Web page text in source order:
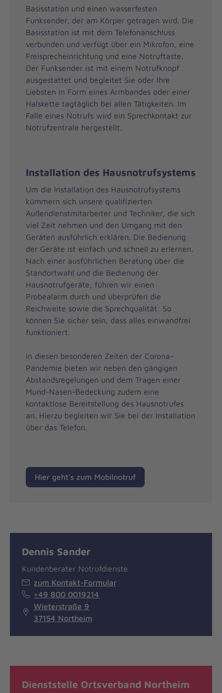
Basisstation und einen wasserfesten
Funksender, der am Körper getragen wird. Die
Basisstation ist mit dem Telefonanschluss
verbunden und verfügt über ein Mikrofon, eine
Freisprecheinrichtung und eine Notruftaste.
Der Funksender ist mit einem Notrufknopf
ausgestattet und begleitet Sie oder Ihre
Liebsten in Form eines Armbandes oder einer
Halskette tagtäglich bei allen Tätigkeiten. Im
Falle eines Notrufs wird ein Sprechkontakt zur
Notrufzentrale hergestellt.
Installation des Hausnotrufsystems
Um die Installation des Hausnotrufsystems
kümmern sich unsere qualifizierten
Außendienstmitarbeiter und Techniker, die sich
viel Zeit nehmen und den Umgang mit den
Geräten ausführlich erklären. Die Bedienung
der Geräte ist einfach und schnell zu erlernen.
Nach einer ausführlichen Beratung über die
Standortwahl und die Bedienung der
Hausnotrufgeräte, führen wir einen
Probealarm durch und überprüfen die
Reichweite sowie die Sprechqualität: So
können Sie sicher sein, dass alles einwandfrei
funktioniert.
In diesen besonderen Zeiten der Corona-
Pandemie bieten wir neben den gängigen
Abstandsregelungen und dem Tragen einer
Mund-Nasen-Bedeckung zudem eine
kontaktlose Bereitstellung des Hausnotrufes
an. Hierzu begleiten wir Sie bei der Installation
über das Telefon.
Hier geht's zum Mobilnotruf
Dennis Sander
Kundenberater Notrufdienste
zum Kontakt-Formular
+49 800 0019214
Wieterstraße 9
37154 Northeim
Dienststelle Ortsverband Northeim